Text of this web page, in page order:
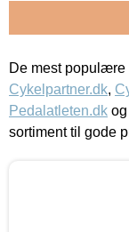
De mest
Cykelpartner.dk,
Pedalatleten.dk og
sortiment til gode